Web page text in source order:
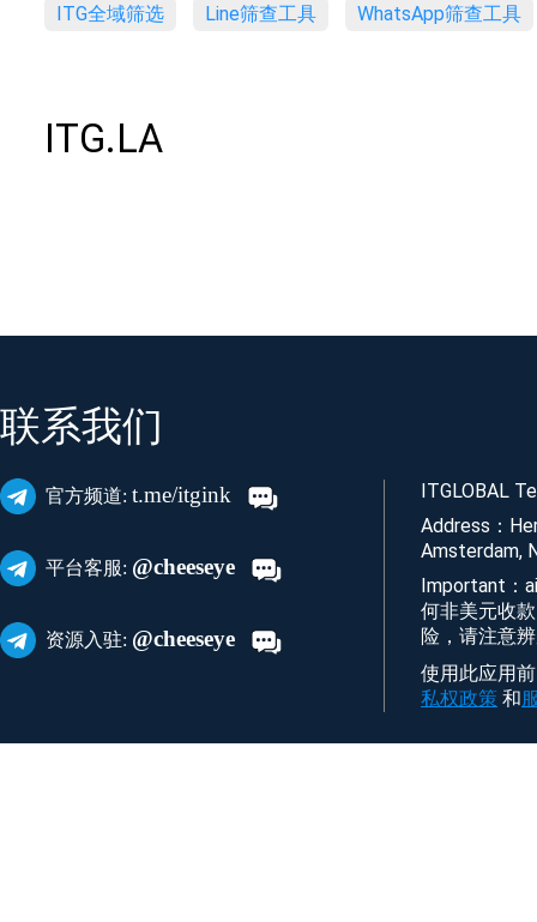
ITG全域筛选 Line筛查工具 WhatsApp筛查工具
ITG.LA
联系我们
官方频道: t.me/itgink
平台客服: @cheeseye
资源入驻: @cheeseye
ITGLOBAL
Address：
Amsterdam,
Important：
何非美元收
险，请注意
使用此应用
私权政策 和